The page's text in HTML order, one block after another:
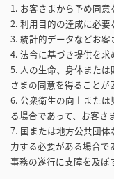
1. お客さまから予め同
2. 利用目的の達成に必
3. 統計的データなどお
4. 法令に基づき提供を求
5. 人の生命、身体また
さまの同意を得ることが
6. 公衆衛生の向上また
る場合であって、お客さ
7. 国または地方公共団
力する必要がある場合で
事務の遂行に支障を及ぼ